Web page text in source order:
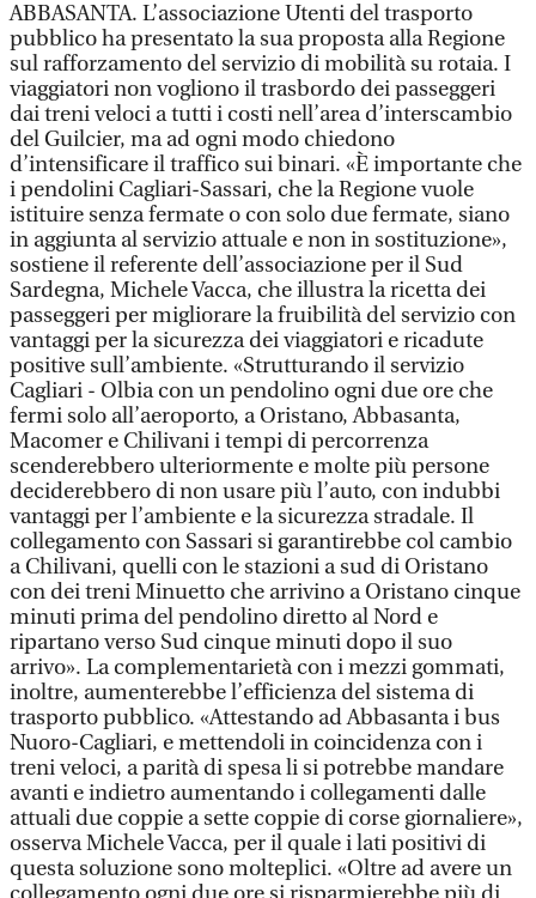
ABBASANTA. L’associazione Utenti del trasporto
pubblico ha presentato la sua proposta alla Regione
sul rafforzamento del servizio di mobilità su rotaia. I
viaggiatori non vogliono il trasbordo dei passeggeri
dai treni veloci a tutti i costi nell’area d’interscambio
del Guilcier, ma ad ogni modo chiedono
d’intensificare il traffico sui binari. «È importante che
i pendolini Cagliari-Sassari, che la Regione vuole
istituire senza fermate o con solo due fermate, siano
in aggiunta al servizio attuale e non in sostituzione»,
sostiene il referente dell’associazione per il Sud
Sardegna, Michele Vacca, che illustra la ricetta dei
passeggeri per migliorare la fruibilità del servizio con
vantaggi per la sicurezza dei viaggiatori e ricadute
positive sull’ambiente. «Strutturando il servizio
Cagliari - Olbia con un pendolino ogni due ore che
fermi solo all’aeroporto, a Oristano, Abbasanta,
Macomer e Chilivani i tempi di percorrenza
scenderebbero ulteriormente e molte più persone
deciderebbero di non usare più l’auto, con indubbi
vantaggi per l’ambiente e la sicurezza stradale. Il
collegamento con Sassari si garantirebbe col cambio
a Chilivani, quelli con le stazioni a sud di Oristano
con dei treni Minuetto che arrivino a Oristano cinque
minuti prima del pendolino diretto al Nord e
ripartano verso Sud cinque minuti dopo il suo
arrivo». La complementarietà con i mezzi gommati,
inoltre, aumenterebbe l’efficienza del sistema di
trasporto pubblico. «Attestando ad Abbasanta i bus
Nuoro-Cagliari, e mettendoli in coincidenza con i
treni veloci, a parità di spesa li si potrebbe mandare
avanti e indietro aumentando i collegamenti dalle
attuali due coppie a sette coppie di corse giornaliere»,
osserva Michele Vacca, per il quale i lati positivi di
questa soluzione sono molteplici. «Oltre ad avere un